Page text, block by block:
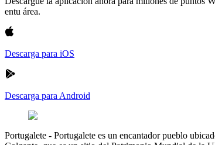
entu área.
Descarga para iOS
Descarga para Android
Portugalete - Portugalete es un encantador pueblo